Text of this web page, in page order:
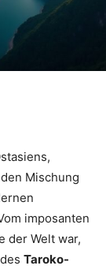
Mischung
imposanten
der Welt war,
Taroko-